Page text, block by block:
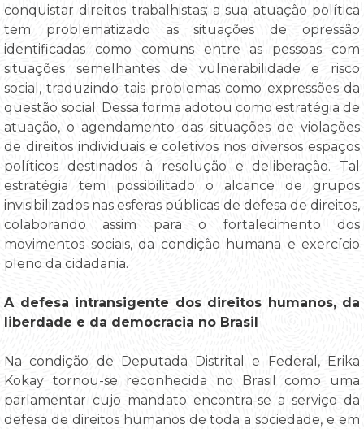
conquistar direitos trabalhistas; a sua atuação política
tem problematizado as situações de opressão
identificadas como comuns entre as pessoas com
situações semelhantes de vulnerabilidade e risco
social, traduzindo tais problemas como expressões da
questão social. Dessa forma adotou como estratégia de
atuação, o agendamento das situações de violações
de direitos individuais e coletivos nos diversos espaços
políticos destinados à resolução e deliberação. Tal
estratégia tem possibilitado o alcance de grupos
invisibilizados nas esferas públicas de defesa de direitos,
colaborando assim para o fortalecimento dos
movimentos sociais, da condição humana e exercício
pleno da cidadania.
A defesa intransigente dos direitos humanos, da
liberdade e da democracia no Brasil
Na condição de Deputada Distrital e Federal, Erika
Kokay tornou-se reconhecida no Brasil como uma
parlamentar cujo mandato encontra-se a serviço da
defesa de direitos humanos de toda a sociedade, e em